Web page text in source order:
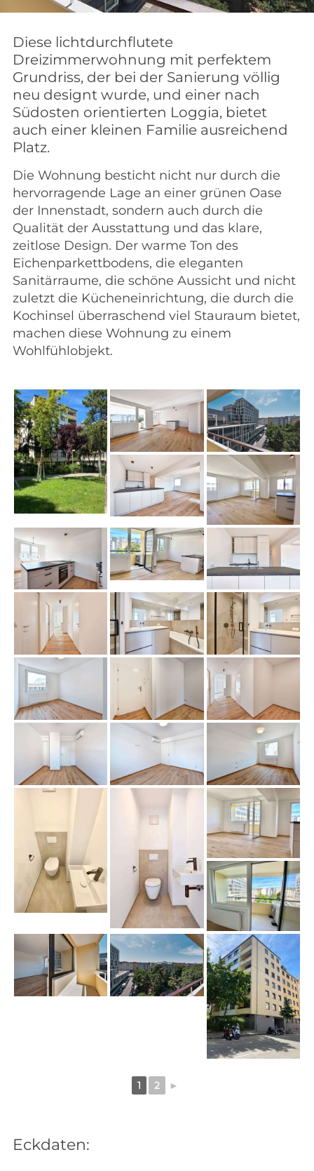
Diese lichtdurchflutete
Dreizimmerwohnung mit perfektem
Grundriss, der bei der Sanierung völlig
neu designt wurde, und einer nach
Südosten orientierten Loggia, bietet
auch einer kleinen Familie ausreichend
Platz.
Die Wohnung besticht nicht nur durch die
hervorragende Lage an einer grünen Oase
der Innenstadt, sondern auch durch die
Qualität der Ausstattung und das klare,
zeitlose Design. Der warme Ton des
Eichenparkettbodens, die eleganten
Sanitärraume, die schöne Aussicht und nicht
zuletzt die Kücheneinrichtung, die durch die
Kochinsel überraschend viel Stauraum bietet,
machen diese Wohnung zu einem
Wohlfühlobjekt.
1 2 ►
Eckdaten: